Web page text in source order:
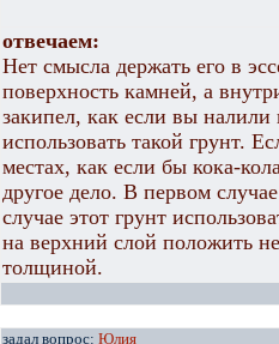
отвечаем:
Нет смысла держать его в
поверхность камней, а
закипел, как если вы
использовать такой грунт.
местах, как если бы кока-
другое дело. В первом
случае этот грунт
на верхний слой положить
толщиной.
задал вопрос: Юлия